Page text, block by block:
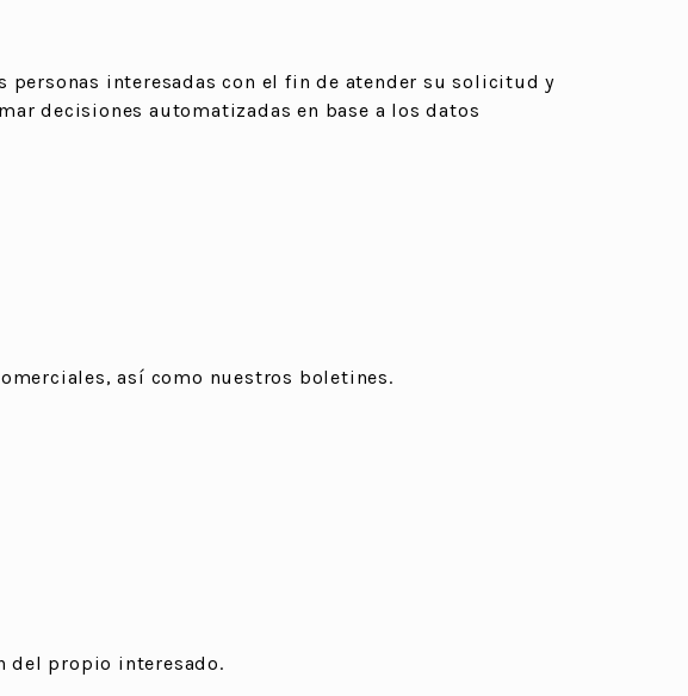
personas interesadas con el fin de atender su solicitud y
decisiones automatizadas en base a los datos
así como nuestros boletines.
del propio interesado.